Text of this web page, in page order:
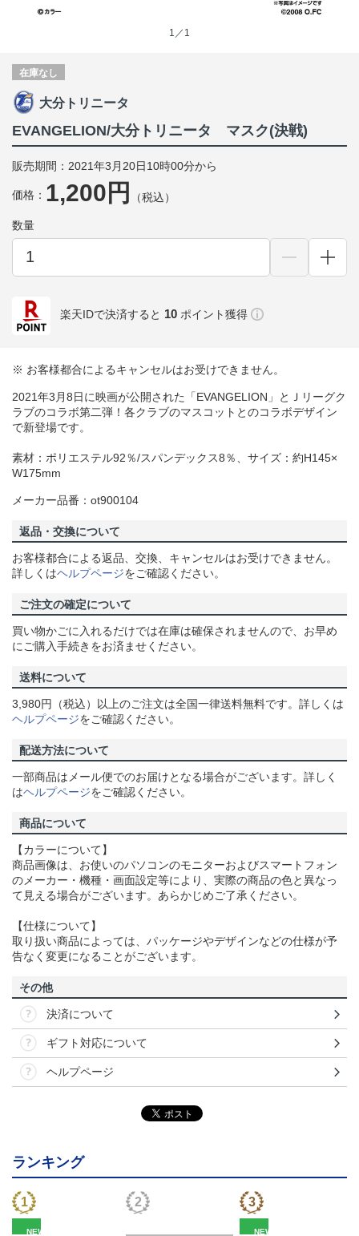
1／1
在庫なし
大分トリニータ
EVANGELION/大分トリニータ マスク(決戦)
販売期間：2021年3月20日10時00分から
価格： 1,200円 （税込）
数量
楽天IDで決済すると 10 ポイント獲得
※ お客様都合によるキャンセルはお受けできません。
2021年3月8日に映画が公開された「EVANGELION」とＪリーグク
ラブのコラボ第二弾！各クラブのマスコットとのコラボデザイン
で新登場です。
素材：ポリエステル92％/スパンデックス8％、サイズ：約H145×
W175mm
メーカー品番：ot900104
返品・交換について
お客様都合による返品、交換、キャンセルはお受けできません。
詳しくはヘルプページをご確認ください。
ご注文の確定について
買い物かごに入れるだけでは在庫は確保されませんので、お早め
にご購入手続きをお済ませください。
送料について
3,980円（税込）以上のご注文は全国一律送料無料です。詳しくは
ヘルプページをご確認ください。
配送方法について
一部商品はメール便でのお届けとなる場合がございます。詳しく
はヘルプページをご確認ください。
商品について
【カラーについて】
商品画像は、お使いのパソコンのモニターおよびスマートフォン
のメーカー・機種・画面設定等により、実際の商品の色と異なっ
て見える場合がございます。あらかじめご了承ください。
【仕様について】
取り扱い商品によっては、パッケージやデザインなどの仕様が予
告なく変更になることがございます。
その他
決済について
ギフト対応について
ヘルプページ
ランキング
NEW NEW